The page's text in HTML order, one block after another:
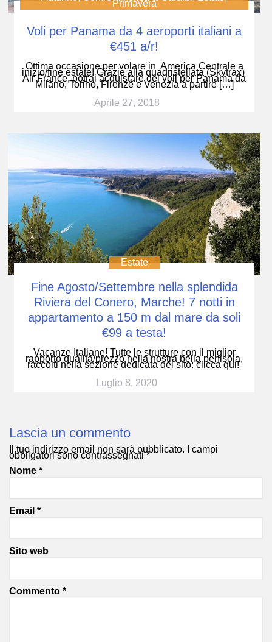
Primavera
Voli per Panama da 4 aeroporti italiani a
€451 a/r!
Ottima occasione per volare in America Centrale a
inizio/fine estate! Grazie alla quadristellata (Skytrax)
Air France, potrai acquistare dei voli per Panama da
Milano, Torino, Firenze e Venezia a partire […]
Aprile 27, 2018
Estate
Fine Agosto/Settembre nella splendida
Riviera del Conero, Marche! 7 notti in
appartamento a 150 m dal mare da soli
€99 a testa!
Vacanze Italiane! Tutte le strutture con il miglior
rapporto qualità/prezzo nella nostra bella penisola,
raccolti nella sezione dedicata del sito: clicca qui!
Luglio 8, 2020
Lascia un commento
Il tuo indirizzo email non sarà pubblicato. I campi
obbligatori sono contrassegnati*
Nome *
Email *
Sito web
Commento *